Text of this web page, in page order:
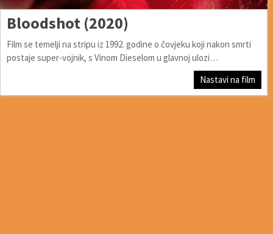
Bloodshot (2020)
Film se temelji na stripu iz 1992. godine o čovjeku koji nakon smrti
postaje super-vojnik, s Vinom Dieselom u glavnoj ulozi…
Nastavi na film